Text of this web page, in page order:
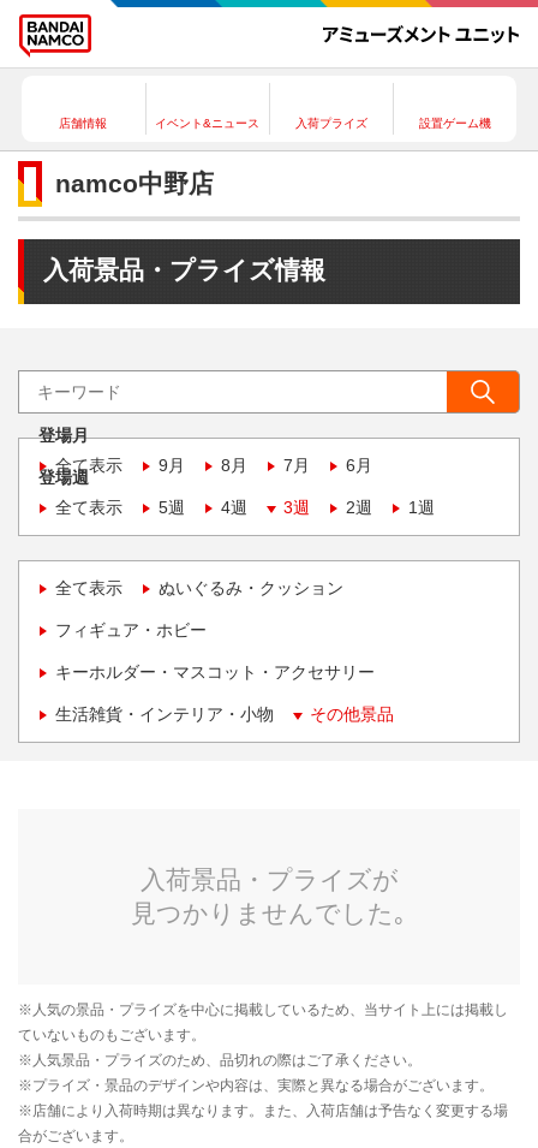
店舗情報 イベント&ニュース 入荷プライズ 設置ゲーム機
namco中野店
入荷景品・プライズ情報
登場月
全て表示
9月 8月 7月 6月
登場週
全て表示
5週 4週 3週 2週 1週
全て表示 ぬいぐるみ・クッション
フィギュア・ホビー
キーホルダー・マスコット・アクセサリー
生活雑貨・インテリア・小物 その他景品